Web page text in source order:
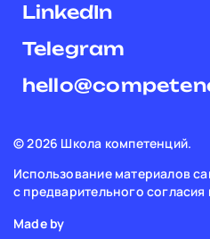
© 2026 Школа компетенций.
Использование материалов
с предварительного
LinkedIn
Telegram
Made by